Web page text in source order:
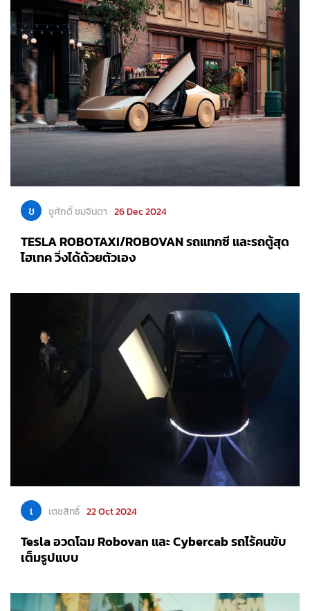
ช ชูศักดิ์ ชมจินดา 26 Dec 2024
TESLA ROBOTAXI/ROBOVAN รถแทกซี และรถตู้สุด
ไฮเทค วิ่งได้ด้วยตัวเอง
เ เตชสิทธิ์ 22 Oct 2024
Tesla อวดโฉม Robovan และ Cybercab รถไร้คนขับ
เต็มรูปแบบ